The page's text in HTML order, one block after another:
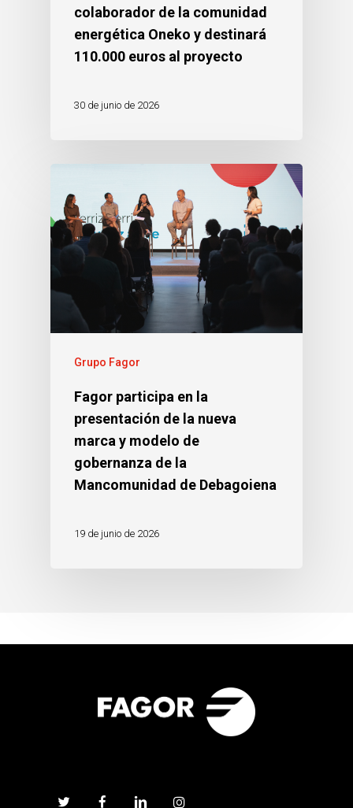
colaborador de la comunidad
energética Oneko y destinará
110.000 euros al proyecto
30 de junio de 2026
Grupo Fagor
Fagor participa en la
presentación de la nueva
marca y modelo de
gobernanza de la
Mancomunidad de Debagoiena
19 de junio de 2026